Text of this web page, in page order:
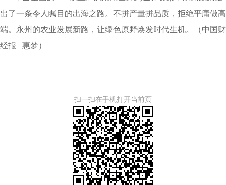
出了一条令人瞩目的出海之路。不拼产量拼品质，拒绝平庸做高
端。永州的农业发展新路，让绿色原野焕发时代生机。（中国财
经报 惠梦）
扫一扫在手机打开当前页